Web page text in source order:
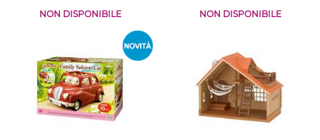
NON DISPONIBILE NON DISPONIBILE